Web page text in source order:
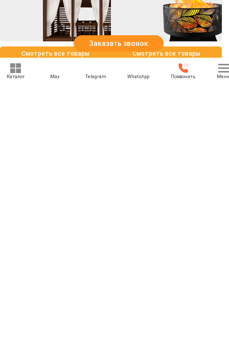
Смотреть все товары Смотреть все товары
Заказать звонок
Каталог Max Telegram WhatsApp Позвонить